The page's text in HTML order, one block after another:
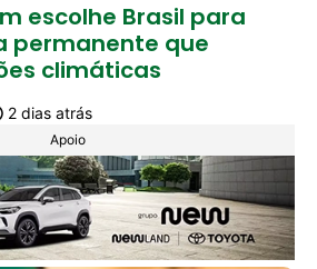
escolhe Brasil para
permanente que
climáticas
2 dias atrás
Apoio